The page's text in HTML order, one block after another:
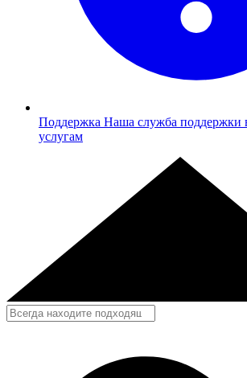
Поддержка Наша служба поддержки
услугам